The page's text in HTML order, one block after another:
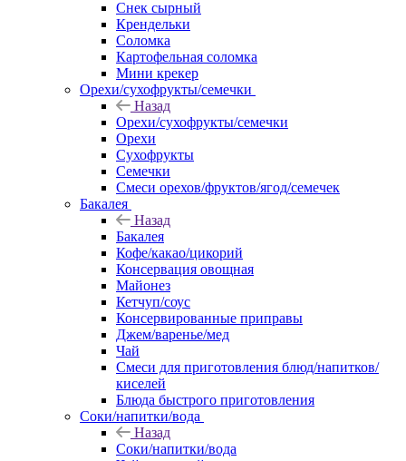
Снек сырный
Крендельки
Соломка
Картофельная соломка
Мини крекер
Орехи/сухофрукты/семечки
Назад
Орехи/сухофрукты/семечки
Орехи
Сухофрукты
Семечки
Смеси орехов/фруктов/ягод/семечек
Бакалея
Назад
Бакалея
Кофе/какао/цикорий
Консервация овощная
Майонез
Кетчуп/соус
Консервированные приправы
Джем/варенье/мед
Чай
Смеси для приготовления блюд/напитков/
киселей
Блюда быстрого приготовления
Соки/напитки/вода
Назад
Соки/напитки/вода